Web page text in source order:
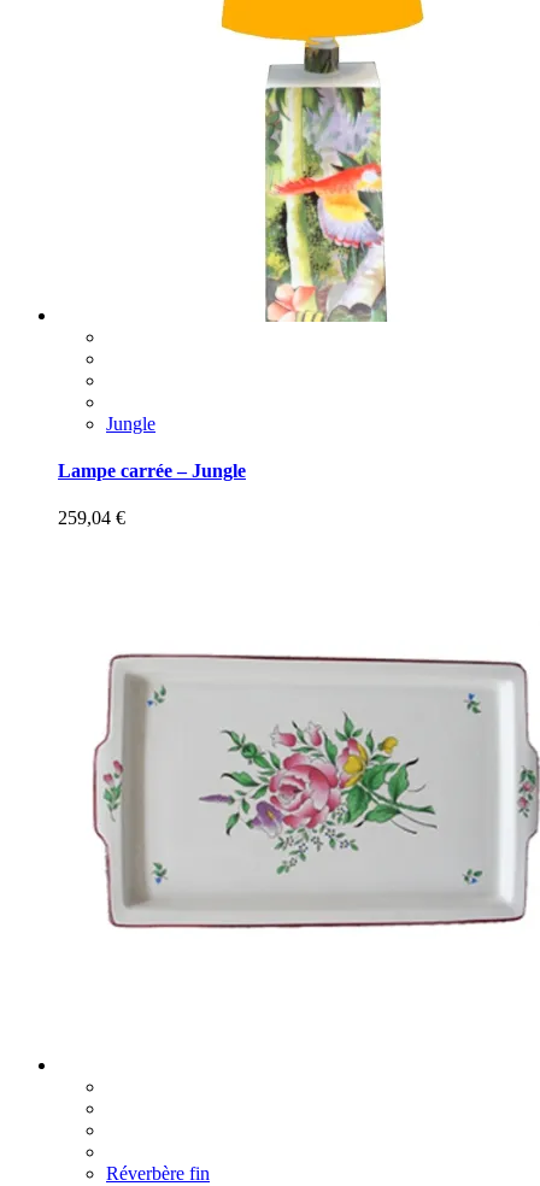
Jungle
Lampe carrée – Jungle
259,04 €
Réverbère fin